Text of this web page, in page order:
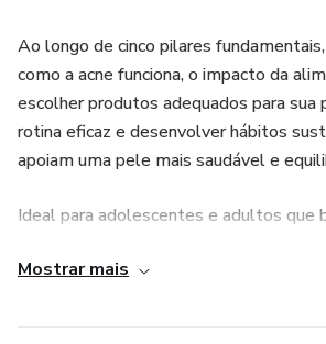
Ao longo de cinco pilares
como a acne funciona, o impacto da
escolher produtos adequados para sua
rotina eficaz e desenvolver hábitos
apoiam uma pele mais saudável e
Ideal para adolescentes e adultos que
Mostrar mais